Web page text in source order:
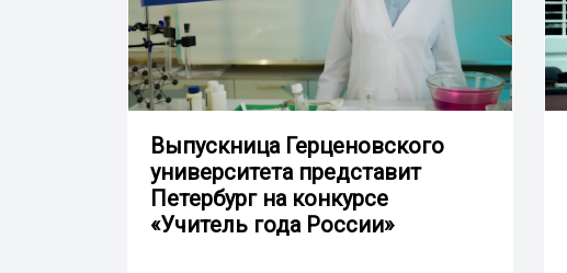
Выпускница Герценовского
университета представит
Петербург на конкурсе
«Учитель года России»